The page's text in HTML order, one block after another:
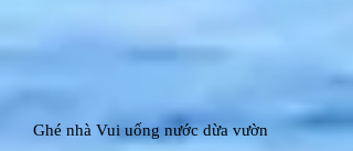
Ghé nhà Vui uống nước dừa vườn